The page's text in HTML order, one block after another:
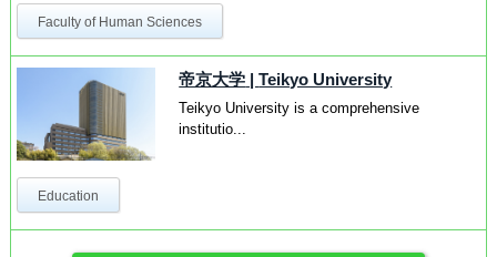
Faculty of Human Sciences
帝京大学 |Teikyo University
Teikyo University is a comprehensive
institutio...
Education